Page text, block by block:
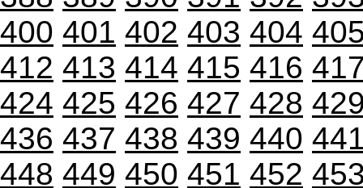
400 401 402 403 404
412 413 414 415 416
424 425 426 427 428
436 437 438 439 440
448 449 450 451 452